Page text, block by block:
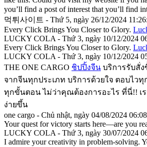
you’ll find a post of interest that you’ll find
먹튀사이트 - Thứ 5, ngày 26/12/2024
Every Click Brings You Closer to Glory.
LUCKY COLA - Thứ 3, ngày 10/12/2024
Every Click Brings You Closer to Glory.
LUCKY COLA - Thứ 3, ngày 10/12/2024
THE ONE CARGO ชิปปิ้งจีน บริการรับสั่
จากจีนทุกประเภท บริการด้วยใจ ตอบไวทุ
ทุกขั้นตอน ไม่ว่าคุณต้องการอะไร ที่นี่!! เ
ง่ายขึ้น
one cargo - Chủ nhật, ngày 04/08/2024
Your quest for victory starts here—are you
LUCKY COLA - Thứ 3, ngày 30/07/2024
I admire your creativity in problem-solving.